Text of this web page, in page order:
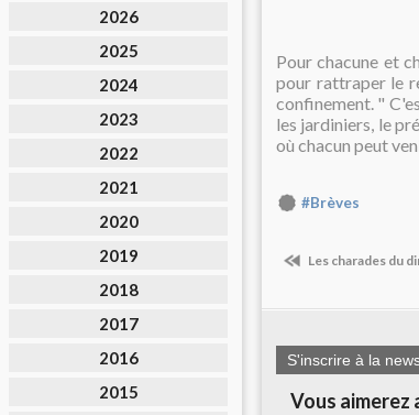
2026
2025
2024
2023
2022
2021
2020
2019
2018
2017
2016
2015
Pour chacune et
pour rattraper le
confinement. "
les jardiniers, le
où chacun peut
#Brèves
Les charades du
S'inscrire à la
Vous aimerez